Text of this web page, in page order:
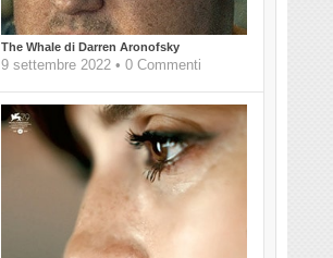
The Whale di Darren Aronofsky
9 settembre 2022 • 0 Commenti